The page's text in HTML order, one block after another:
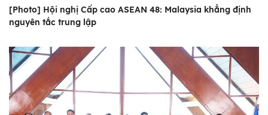
[Photo] Hội nghị Cấp cao ASEAN 48: Malaysia khẳng định
nguyên tắc trung lập